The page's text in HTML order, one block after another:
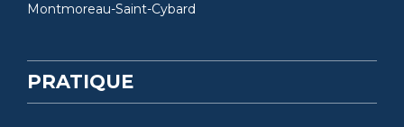
Montmoreau-Saint-Cybard
PRATIQUE